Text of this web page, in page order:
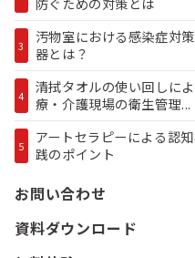
防ぐための対策とは
3
汚物室における感染症対
器とは？
4
清拭タオルの使い回しに
療・介護現場の衛生管理...
5
アートセラピーによる認
践のポイント
お問い合わせ
資料ダウンロード